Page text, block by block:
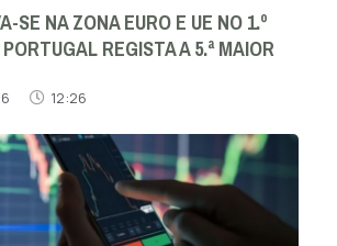
SE NA ZONA EURO E UE NO 1.º
REGISTA A 5.ª MAIOR
12:26